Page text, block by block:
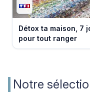
Détox ta maison, 7
pour tout ranger
Notre